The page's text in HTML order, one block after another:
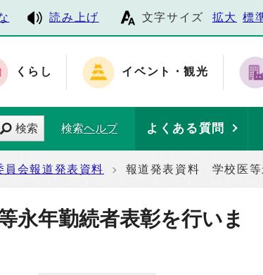
読み上げ 文字サイズ 拡大 標
くらし イベント・観光
検索 検索ヘルプ よくある質問
員会報道発表資料 報道発表資料 学校医等
年勤続者表彰を行いま